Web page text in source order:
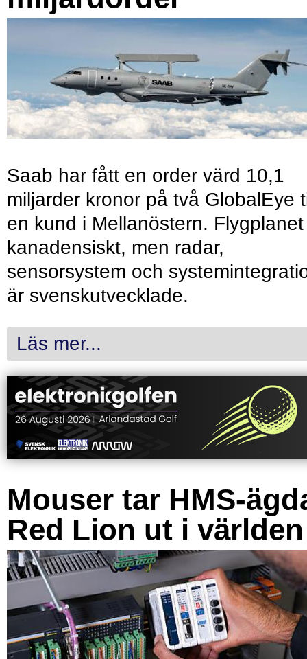
Saab har fått en order värd 10,1
miljarder kronor på två GlobalEye
en kund i Mellanöstern.
kanadensiskt, men radar,
sensorsystem och
är svenskutvecklade.
Läs mer...
Mouser tar HMS-
Red Lion ut i världen